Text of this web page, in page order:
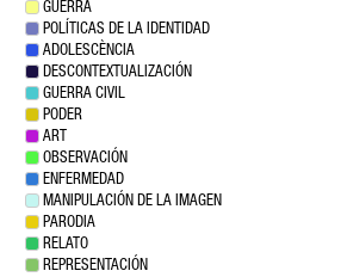
GUERRA
POLÍTICAS DE LA IDENTIDAD
ADOLESCÈNCIA
DESCONTEXTUALIZACIÓN
GUERRA CIVIL
PODER
ART
OBSERVACIÓN
ENFERMEDAD
MANIPULACIÓN DE LA IMAGEN
PARODIA
RELATO
REPRESENTACIÓN